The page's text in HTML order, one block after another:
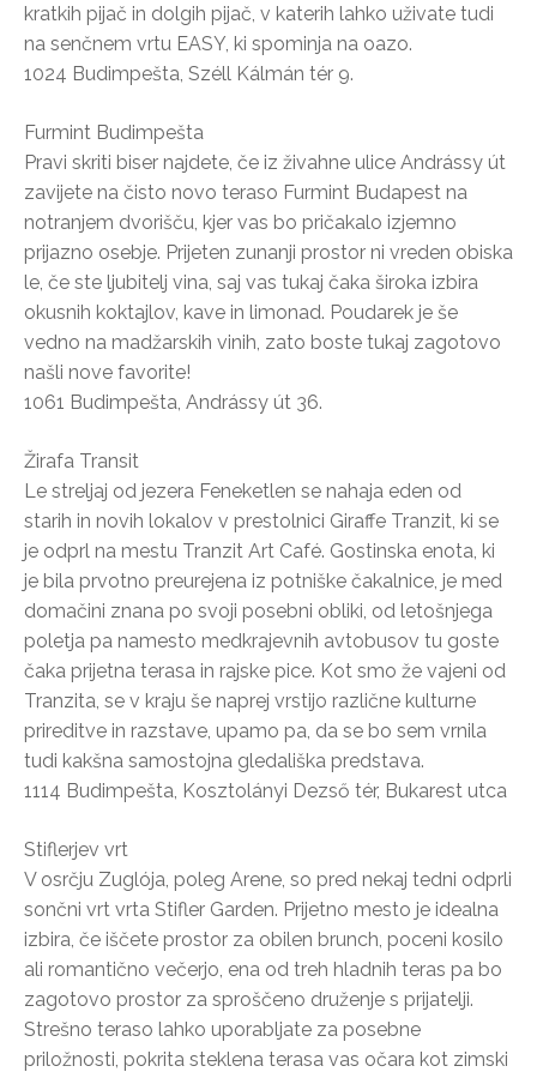
kratkih pijač in dolgih pijač, v katerih lahko uživate tudi
na senčnem vrtu EASY, ki spominja na oazo.
1024 Budimpešta, Széll Kálmán tér 9.
Furmint Budimpešta
Pravi skriti biser najdete, če iz živahne ulice Andrássy út
zavijete na čisto novo teraso Furmint Budapest na
notranjem dvorišču, kjer vas bo pričakalo izjemno
prijazno osebje. Prijeten zunanji prostor ni vreden obiska
le, če ste ljubitelj vina, saj vas tukaj čaka široka izbira
okusnih koktajlov, kave in limonad. Poudarek je še
vedno na madžarskih vinih, zato boste tukaj zagotovo
našli nove favorite!
1061 Budimpešta, Andrássy út 36.
Žirafa Transit
Le streljaj od jezera Feneketlen se nahaja eden od
starih in novih lokalov v prestolnici Giraffe Tranzit, ki se
je odprl na mestu Tranzit Art Café. Gostinska enota, ki
je bila prvotno preurejena iz potniške čakalnice, je med
domačini znana po svoji posebni obliki, od letošnjega
poletja pa namesto medkrajevnih avtobusov tu goste
čaka prijetna terasa in rajske pice. Kot smo že vajeni od
Tranzita, se v kraju še naprej vrstijo različne kulturne
prireditve in razstave, upamo pa, da se bo sem vrnila
tudi kakšna samostojna gledališka predstava.
1114 Budimpešta, Kosztolányi Dezső tér, Bukarest utca
Stiflerjev vrt
V osrčju Zuglója, poleg Arene, so pred nekaj tedni odprli
sončni vrt vrta Stifler Garden. Prijetno mesto je idealna
izbira, če iščete prostor za obilen brunch, poceni kosilo
ali romantično večerjo, ena od treh hladnih teras pa bo
zagotovo prostor za sproščeno druženje s prijatelji.
Strešno teraso lahko uporabljate za posebne
priložnosti, pokrita steklena terasa vas očara kot zimski